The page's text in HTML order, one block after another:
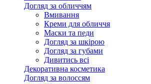
Догляд за обличчям
Вмивання
Креми для обличчя
Маски та педи
Догляд за шкірою
Догляд за губами
Дивитись всі
Декоративна косметика
Догляд за волоссям